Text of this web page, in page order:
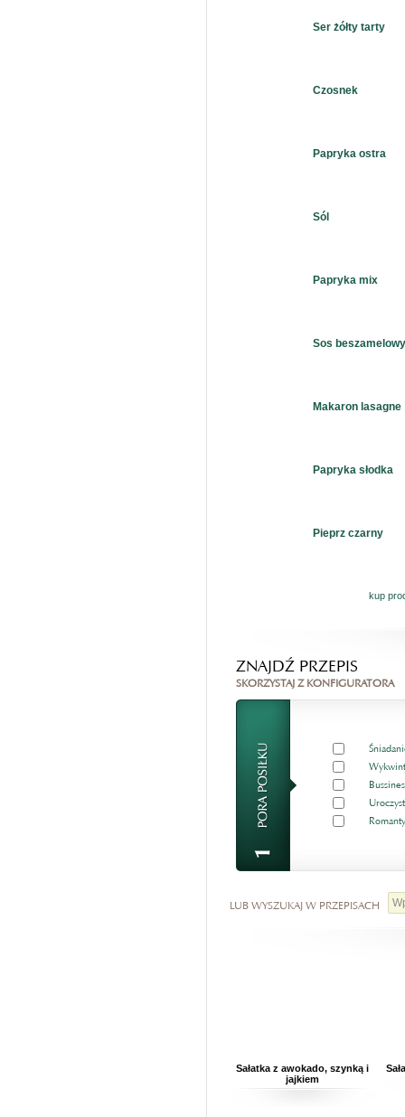
Ser żółty tarty
Czosnek
Papryka ostra
Sól
Papryka mix
Sos
Makaron lasagne
Papryka słodka
Pieprz czarny
kup
ZNAJDŹ PRZEPIS
SKORZYSTAJ Z KONFIGURATORA
LUB WYSZUKAJ W PRZEPISACH
Sałatka z awokado, szynką i
jajkiem